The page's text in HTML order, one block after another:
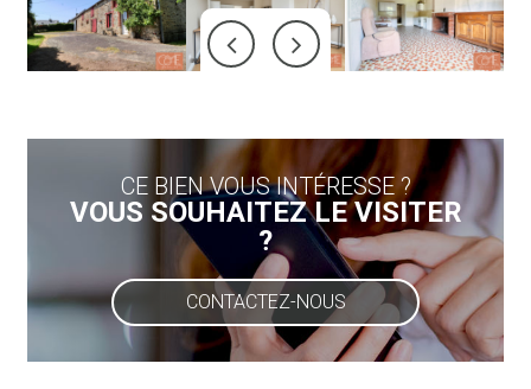
CE BIEN VOUS INTÉRESSE ?
VOUS SOUHAITEZ LE VISITER
?
CONTACTEZ-NOUS